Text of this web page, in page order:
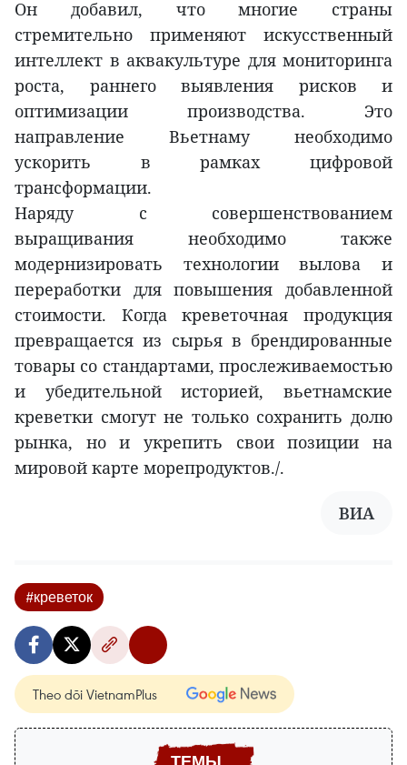
Он добавил, что многие страны
стремительно применяют искусственный
интеллект в аквакультуре для мониторинга
роста, раннего выявления рисков и
оптимизации производства. Это
направление Вьетнаму необходимо
ускорить в рамках цифровой
трансформации.
Наряду с совершенствованием
выращивания необходимо также
модернизировать технологии вылова и
переработки для повышения добавленной
стоимости. Когда креветочная продукция
превращается из сырья в брендированные
товары со стандартами, прослеживаемостью
и убедительной историей, вьетнамские
креветки смогут не только сохранить долю
рынка, но и укрепить свои позиции на
мировой карте морепродуктов./.
ВИА
#креветок
Theo dõi VietnamPlus